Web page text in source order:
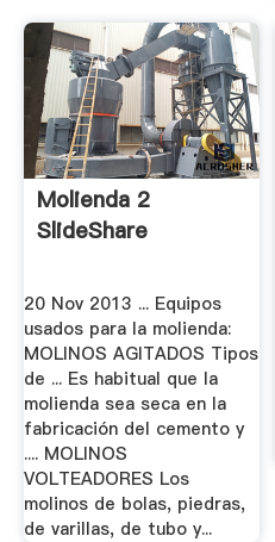
Molienda 2
SlideShare
20 Nov 2013 ... Equipos
usados para la molienda:
MOLINOS AGITADOS Tipos
de ... Es habitual que la
molienda sea seca en la
fabricación del cemento y
.... MOLINOS
VOLTEADORES Los
molinos de bolas, piedras,
de varillas, de tubo y...